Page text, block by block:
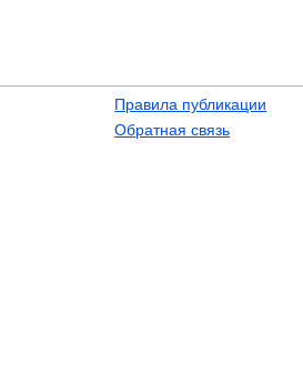
Правила публикации
Обратная связь